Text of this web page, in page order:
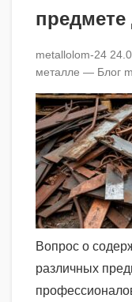
metallolom-24
металле — Блог
Вопрос о
различных